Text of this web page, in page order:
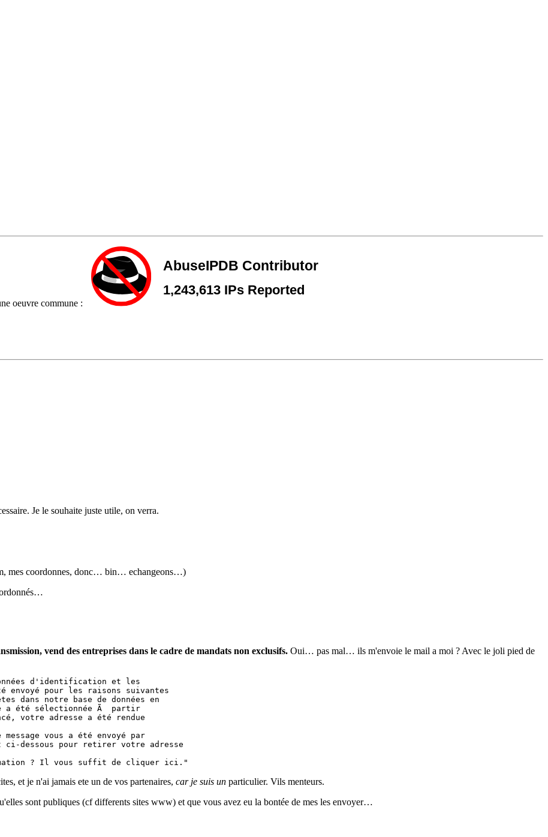
oeuvre commune :
Je le souhaite juste utile, on verra.
mes coordonnes, donc… bin… echangeons…)
vend des entreprises dans le cadre de mandats non exclusifs. Oui… pas mal… ils m'envoie le mail a moi ? Avec le joli pied de
d'identification et les
envoyé pour les raisons suivantes
dans notre base de données en
a été sélectionnée Ã  partir
votre adresse a été rendue
vous a été envoyé par
dessous pour retirer votre adresse
? Il vous suffit de cliquer ici."
et je n'ai jamais ete un de vos partenaires, car je suis un particulier. Vils menteurs.
sont publiques (cf differents sites www) et que vous avez eu la bontée de mes les envoyer…